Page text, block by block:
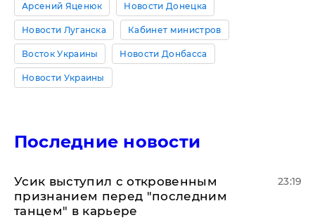
Арсений Яценюк Новости Донецка
Новости Луганска Кабинет министров
Восток Украины Новости Донбасса
Новости Украины
Последние новости
Усик выступил с откровенным
признанием перед "последним
танцем" в карьере
23:19